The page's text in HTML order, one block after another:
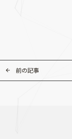
前の記事